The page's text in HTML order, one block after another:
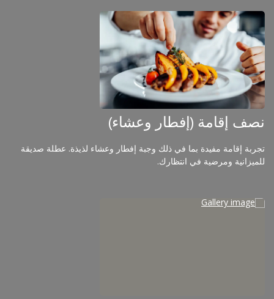
نصف إقامة (إفطار وعشاء)
تجربة إقامة مفيدة بما في ذلك وجبة إفطار وعشاء لذيذة. عطلة صديقة
للميزانية ومرضية في انتظارك.